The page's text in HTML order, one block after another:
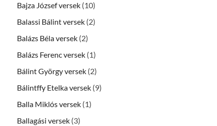
Bajza József versek (10)
Balassi Bálint versek (2)
Balázs Béla versek (2)
Balázs Ferenc versek (1)
Bálint György versek (2)
Bálintffy Etelka versek (9)
Balla Miklós versek (1)
Ballagási versek (3)